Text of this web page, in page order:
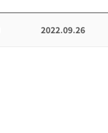
2022.09.26